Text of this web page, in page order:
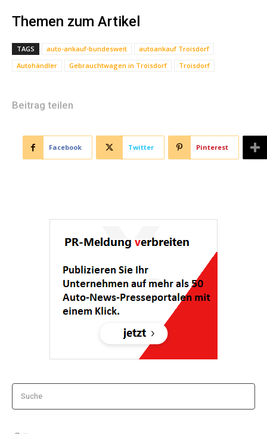
Themen zum Artikel
TAGS auto-ankauf-bundesweit
autoankauf Troisdorf
Autohändler
Gebrauchtwagen in Troisdorf Troisdorf
Beitrag teilen
Facebook Twitter Pinterest
Suche